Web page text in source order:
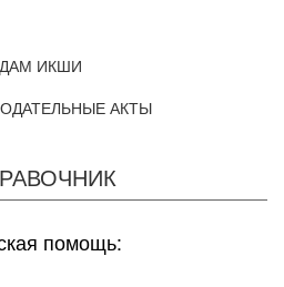
ИКШИ
АКТЫ
помощь: